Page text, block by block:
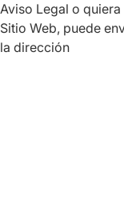
Aviso Legal o
Sitio Web, puede
la dirección